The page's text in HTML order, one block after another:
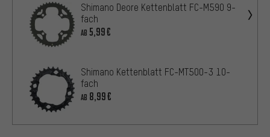
Shimano Deore Kettenblatt FC-M590 9-
fach
AB 5,99€
Shimano Kettenblatt FC-MT500-3 10-
fach
AB 8,99€